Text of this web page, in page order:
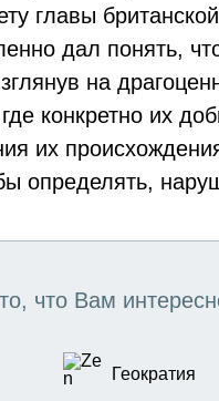
главы
дал понять,
на
конкретно их
их
определять,
что Вам
Геократия